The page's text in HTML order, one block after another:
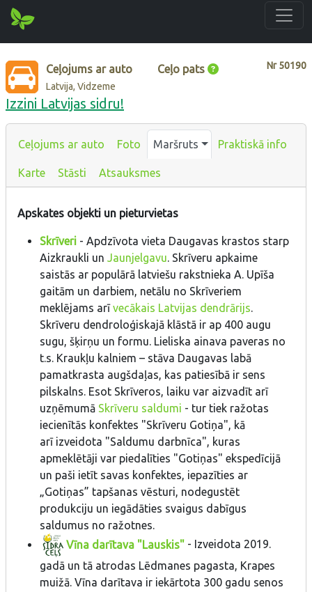
Nr50190
Ceļojums ar auto Ceļo pats
Latvija, Vidzeme
Izzini Latvijas sidru!
Ceļojums ar auto Foto Maršruts Praktiskā info
Karte Stāsti Atsauksmes
Apskates objekti un pieturvietas
Skrīveri - Apdzīvota vieta Daugavas krastos starp
Aizkraukli un Jaunjelgavu. Skrīveru apkaime
saistās ar populārā latviešu rakstnieka A. Upīša
gaitām un darbiem, netālu no Skrīveriem
meklējams arīvecākais Latvijas dendrārijs.
Skrīveru dendroloģiskajā klāstā ir ap 400 augu
sugu, šķirņu un formu. Lieliska ainava paveras no
t.s. Kraukļu kalniem – stāva Daugavas labā
pamatkrasta augšdaļas, kas patiesībā ir sens
pilskalns. Esot Skrīveros, laiku var aizvadīt arī
uzņēmumā Skrīveru saldumi - tur tiek ražotas
iecienītās konfektes "Skrīveru Gotiņa", kā
arī izveidota "Saldumu darbnīca", kuras
apmeklētāji var piedalīties "Gotiņas" ekspedīcijā
un paši ietīt savas konfektes, iepazīties ar
„Gotiņas” tapšanas vēsturi, nodegustēt
produkciju un iegādāties svaigus dabīgus
saldumus no ražotnes.
Vīna darītava "Lauskis" - Izveidota 2019.
gadā un tā atrodas Lēdmanes pagasta, Krapes
muižā. Vīna darītava ir iekārtota 300 gadu senos